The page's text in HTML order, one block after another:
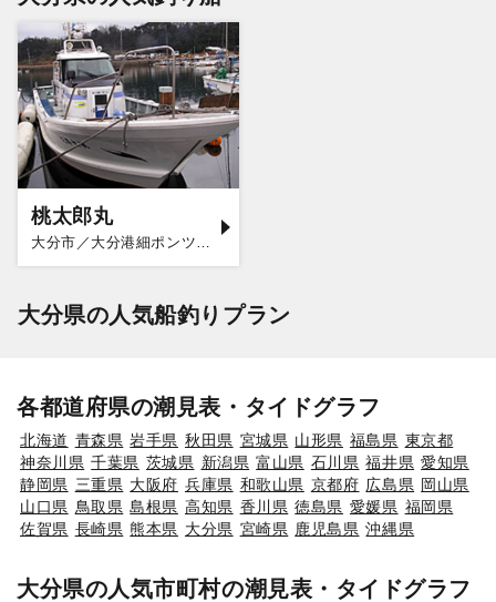
桃太郎丸
大分県の人気船釣りプラン
各都道府県の潮見表・タイドグラフ
北海道 青森県 岩手県 秋田県 宮城県 山形県 福島県 東京都
神奈川県 千葉県 茨城県 新潟県 富山県 石川県 福井県 愛知県
静岡県 三重県 大阪府 兵庫県 和歌山県 京都府 広島県 岡山県
山口県 鳥取県 島根県 高知県 香川県 徳島県 愛媛県 福岡県
佐賀県 長崎県 熊本県 大分県 宮崎県 鹿児島県 沖縄県
大分県の人気市町村の潮見表・タイドグラフ